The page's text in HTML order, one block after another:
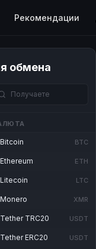
Рекомендации
обмена
Bitcoin BTC
Ethereum ETH
Litecoin LTC
Monero XMR
Tether TRC20 USDT
Tether ERC20 USDT